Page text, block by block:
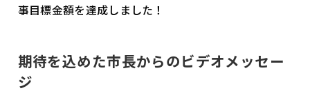
事目標金額を達成しました！
期待を込めた市長からのビデオメッセー
ジ